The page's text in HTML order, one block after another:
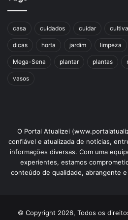
casa cuidados cuidar
dicas horta jardim limpeza
Mega-Sena plantar plantas
vasos
O Portal Atualizei
confiável e atualizada de notícias,
informações diversas. Com uma
experientes, estamos
conteúdo de qualidade, abrangente
© Copyright 2026, Todos os